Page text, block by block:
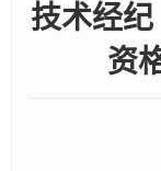
技术经
资